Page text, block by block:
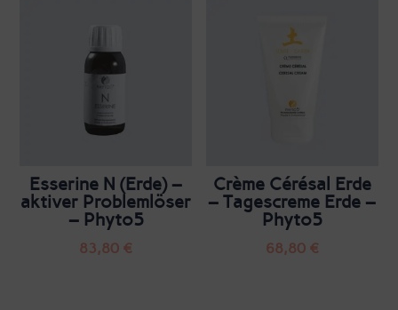
Esserine N (Erde) –
aktiver Problemlöser
– Phyto5
83,80 €
Crème Cérésal Erde
– Tagescreme Erde –
Phyto5
68,80 €